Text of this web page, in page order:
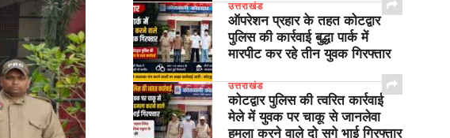
उत्तराखंड
ऑपरेशन प्रहार के तहत कोटद्वार
पुलिस की कार्रवाई बुद्धा पार्क में
मारपीट कर रहे तीन युवक गिरफ्तार
उत्तराखंड
कोटद्वार पुलिस की त्वरित कार्रवाई
मेले में युवक पर चाकू से जानलेवा
हमला करने वाले दो सगे भाई गिरफ्तार